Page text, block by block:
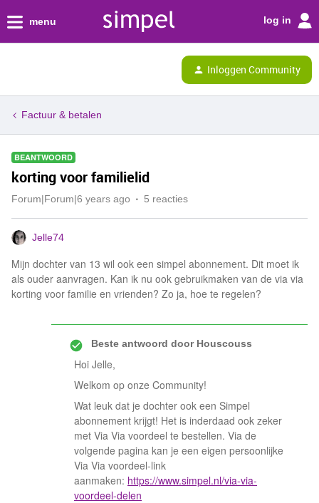
menu log in
Inloggen Community
Factuur & betalen
BEANTWOORD
korting voor familielid
Forum|Forum|6 years ago 5 reacties
Jelle74
Mijn dochter van 13 wil ook een simpel abonnement. Dit moet ik
als ouder aanvragen. Kan ik nu ook gebruikmaken van de via via
korting voor familie en vrienden? Zo ja, hoe te regelen?
Beste antwoord doorHouscouss
Hoi Jelle,
Welkom op onze Community!
Wat leuk dat je dochter ook een Simpel
abonnement krijgt! Het is inderdaad ook zeker
met Via Via voordeel te bestellen. Via de
volgende pagina kan je een eigen persoonlijke
Via Via voordeel-link
aanmaken: https://www.simpel.nl/via-via-
voordeel-delen